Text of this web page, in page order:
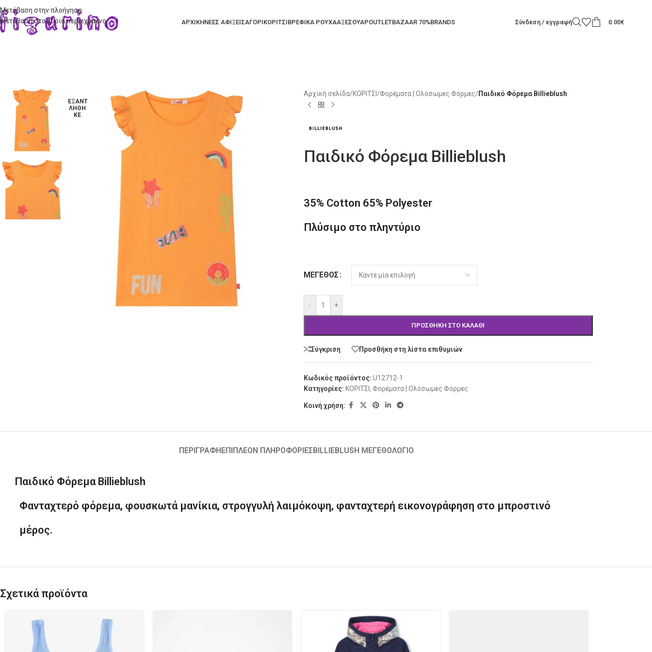
Μετάβαση στην πλοήγηση
Μετάβαση στο κύριο περιεχόμενο
ΑΡΧΙΚΗΝΕΕΣ ΑΦΙΞΕΙΣΑΓΟΡΙΚΟΡΙΤΣΙΒΡΕΦΙΚΑ ΡΟΥΧΑΑΞΕΣΟΥΑΡOUTLETBAZAAR 70%BRANDS Σύνδεση / εγγραφή 0.00€
ΕΞΑΝΤ
ΛΉΘΗ
ΚΕ
Αρχική σελίδα/ΚΟΡΙΤΣΙ /Φορέματα | Ολόσωμες Φόρμες/Παιδικό Φόρεμα Billieblush
Παιδικό Φόρεμα Billieblush
35% Cotton 65% Polyester
Πλύσιμο στο πληντύριο
ΜΈΓΕΘΟΣ
- +
ΠΡΟΣΘΉΚΗ ΣΤΟ ΚΑΛΆΘΙ
Alternative:
Σύγκριση Προσθήκη στη λίστα επιθυμιών
Κωδικός προϊόντος: U12712-1
Κατηγορίες: ΚΟΡΙΤΣΙ , Φορέματα | Ολόσωμες Φόρμες
Κοινή χρήση:
ΠΕΡΙΓΡΑΦΉ ΕΠΙΠΛΈΟΝ ΠΛΗΡΟΦΟΡΊΕΣ BILLIEBLUSH ΜΕΓΕΘΟΛΟΓΙΟ
Παιδικό Φόρεμα Billieblush
Φανταχτερό φόρεμα, φουσκωτά μανίκια, στρογγυλή λαιμόκοψη, φανταχτερή εικονογράφηση στο μπροστινό
μέρος.
Σχετικά προϊόντα